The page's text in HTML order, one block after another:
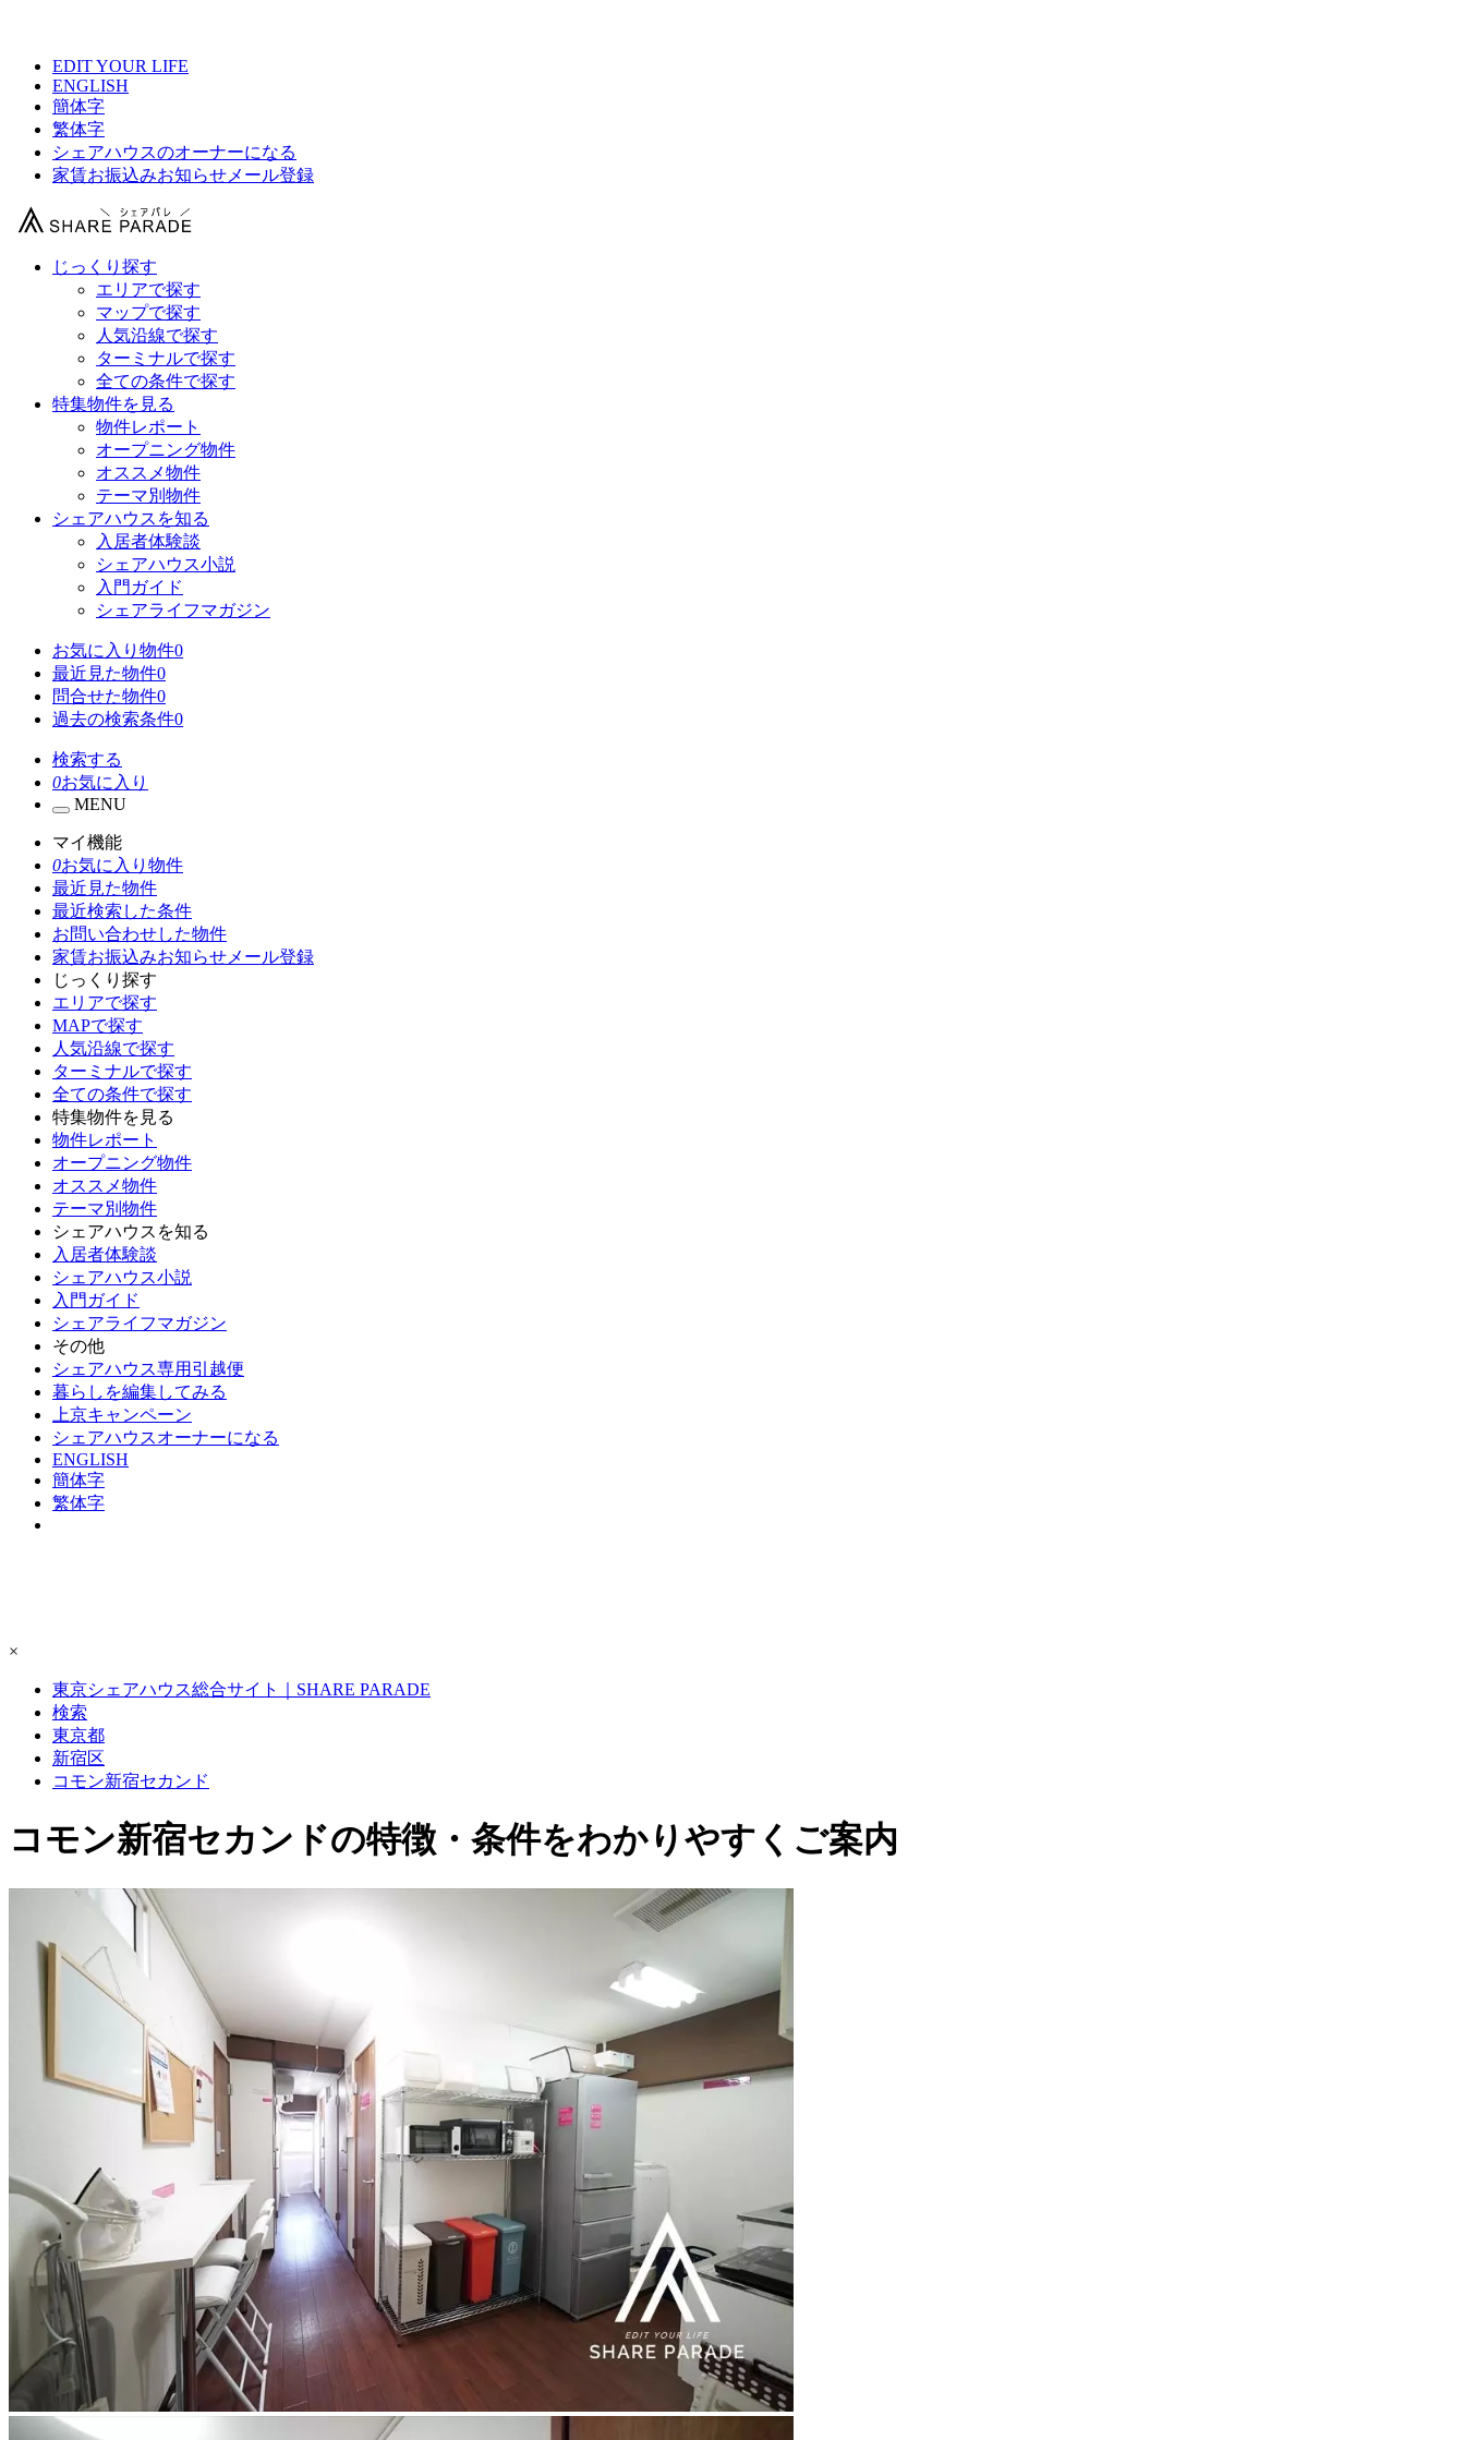
EDIT YOUR LIFE
ENGLISH
簡体字
繁体字
シェアハウスのオーナーになる
家賃お振込みお知らせメール登録
じっくり探す
エリアで探す
マップで探す
人気沿線で探す
ターミナルで探す
全ての条件で探す
特集物件を見る
物件レポート
オープニング物件
オススメ物件
テーマ別物件
シェアハウスを知る
入居者体験談
シェアハウス小説
入門ガイド
シェアライフマガジン
お気に入り物件0
最近見た物件0
問合せた物件0
過去の検索条件0
検索する
0お気に入り
MENU
マイ機能
0お気に入り物件
最近見た物件
最近検索した条件
お問い合わせした物件
家賃お振込みお知らせメール登録
じっくり探す
エリアで探す
MAPで探す
人気沿線で探す
ターミナルで探す
全ての条件で探す
特集物件を見る
物件レポート
オープニング物件
オススメ物件
テーマ別物件
シェアハウスを知る
入居者体験談
シェアハウス小説
入門ガイド
シェアライフマガジン
その他
シェアハウス専用引越便
暮らしを編集してみる
上京キャンペーン
シェアハウスオーナーになる
ENGLISH
簡体字
繁体字
×
東京シェアハウス総合サイト｜SHARE PARADE
検索
東京都
新宿区
コモン新宿セカンド
コモン新宿セカンドの特徴・条件をわかりやすくご案内